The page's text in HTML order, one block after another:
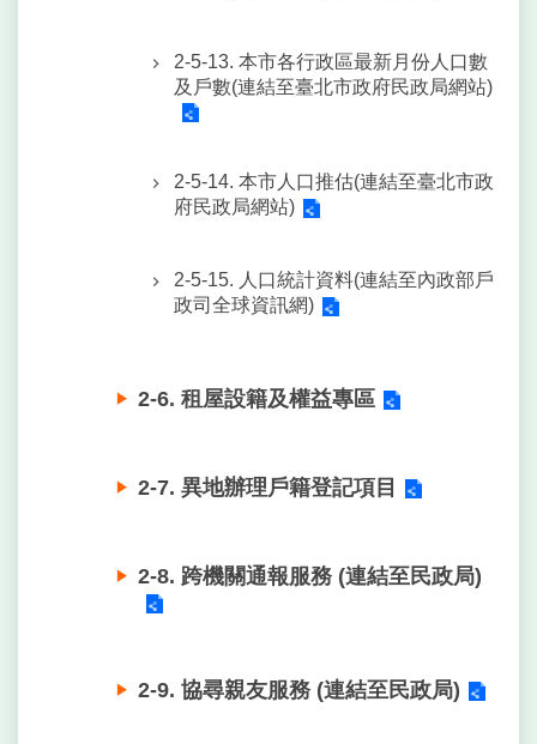
2-5-13. 本市各行政區最新月份人口數
及戶數(連結至臺北市政府民政局網站)
2-5-14. 本市人口推估(連結至臺北市政
府民政局網站)
2-5-15. 人口統計資料(連結至內政部戶
政司全球資訊網)
2-6. 租屋設籍及權益專區
2-7. 異地辦理戶籍登記項目
2-8. 跨機關通報服務 (連結至民政局)
2-9. 協尋親友服務 (連結至民政局)